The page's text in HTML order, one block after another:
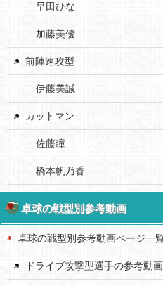
早田ひな
加藤美優
前陣速攻型
伊藤美誠
カットマン
佐藤瞳
橋本帆乃香
卓球の戦型別参考動画
卓球の戦型別参考動画ページ一
ドライブ攻撃型選手の参考動画